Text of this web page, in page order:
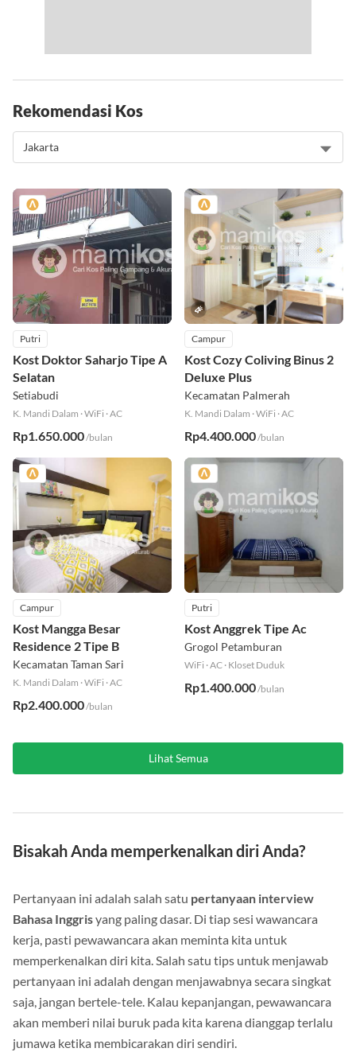
Rekomendasi Kos
Putri
Kost Doktor Saharjo Tipe A
Selatan
Setiabudi
K. Mandi Dalam ·WiFi ·AC
Rp1.650.000/bulan
Campur
Kost Cozy Coliving Binus 2
Deluxe Plus
Kecamatan Palmerah
K. Mandi Dalam ·WiFi ·AC
Rp4.400.000/bulan
Campur
Kost Mangga Besar
Residence 2 Tipe B
Kecamatan Taman Sari
K. Mandi Dalam ·WiFi ·AC
Rp2.400.000/bulan
Putri
Kost Anggrek Tipe Ac
Grogol Petamburan
WiFi ·AC · Kloset Duduk
Rp1.400.000/bulan
Lihat Semua
Bisakah Anda memperkenalkan diri Anda?
Pertanyaan ini adalah salah satu pertanyaan interview
Bahasa Inggrisyang paling dasar. Di tiap sesi wawancara
kerja, pasti pewawancara akan meminta kita untuk
memperkenalkan diri kita. Salah satu tips untuk menjawab
pertanyaan ini adalah dengan menjawabnya secara singkat
saja, jangan bertele-tele. Kalau kepanjangan, pewawancara
akan memberi nilai buruk pada kita karena dianggap terlalu
jumawa ketika membicarakan diri sendiri.